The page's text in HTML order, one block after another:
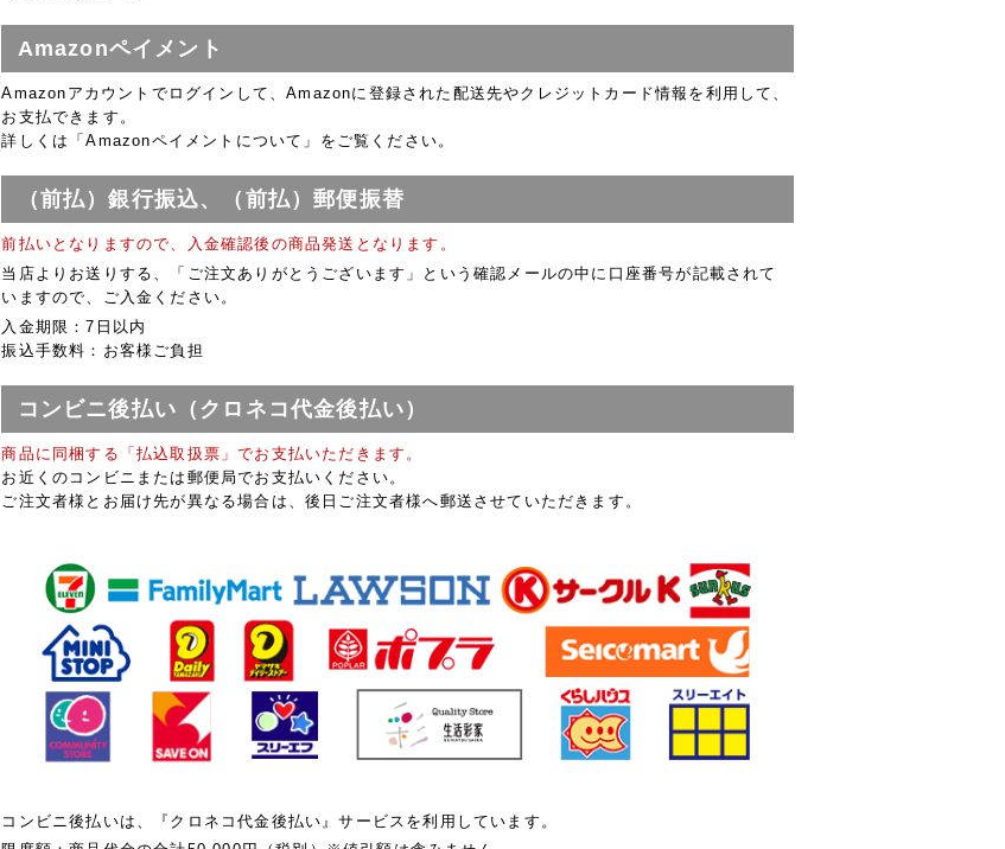
Amazonペイメント
Amazonアカウントでログインして、Amazonに登録された配送先やクレジットカード情報を利用して、
お支払できます。
詳しくは 「Amazonペイメントについて」 をご覧ください。
（前払）銀行振込、（前払）郵便振替
前払いとなりますので、入金確認後の商品発送となります。
当店よりお送りする、「ご注文ありがとうございます」という確認メールの中に口座番号が記載されて
いますので、ご入金ください。
入金期限：7日以内
振込手数料：お客様ご負担
コンビニ後払い（クロネコ代金後払い）
商品に同梱する「払込取扱票」でお支払いただきます。
お近くのコンビニまたは郵便局でお支払いください。
ご注文者様とお届け先が異なる場合は、後日ご注文者様へ郵送させていただきます。
コンビニ後払いは、 『クロネコ代金後払い』サービスを利用しています。